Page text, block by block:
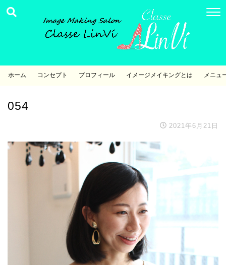
ホーム コンセプト プロフィール イメージメイキングとは メニュ
054
2021年6月21日